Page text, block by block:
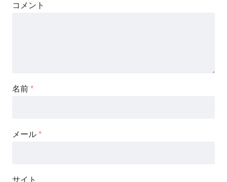
コメント
名前 *
メール *
サイト